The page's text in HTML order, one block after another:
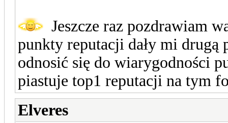
Jeszcze raz pozdrawiam
punkty reputacji dały mi drugą
odnosić się do wiarygodności
piastuje top1 reputacji na tym
Elveres